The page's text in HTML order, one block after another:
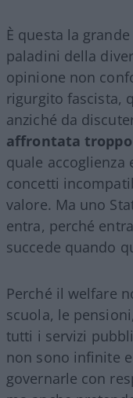
È questa la
paladini della
opinione non
rigurgito fascista,
anziché da
affrontata troppo
quale accoglienza
concetti
valore. Ma uno
entra, perché
succede quando
Perché il welfare
scuola, le
tutti i servizi
non sono infinite
governarle con